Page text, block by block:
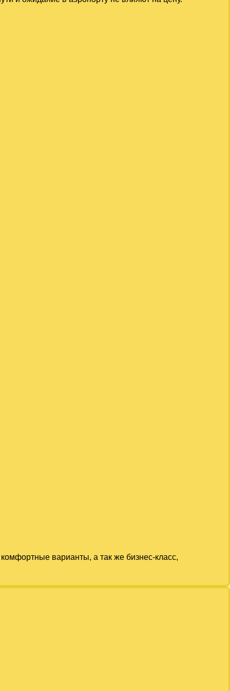
варианты, а так же бизнес-класс,